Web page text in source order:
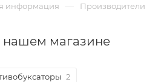
информация — Производители
нашем магазине
2